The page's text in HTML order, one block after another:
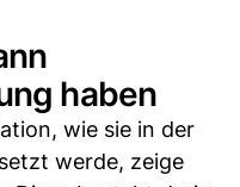
haben
wie sie in der
werde, zeige